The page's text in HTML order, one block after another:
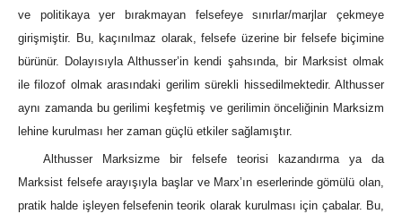
ve politikaya yer bırakmayan felsefeye sınırlar/marjlar çekmeye
girişmiştir. Bu, kaçınılmaz olarak, felsefe üzerine bir felsefe biçimine
bürünür. Dolayısıyla Althusser’in kendi şahsında, bir Marksist olmak
ile filozof olmak arasındaki gerilim sürekli hissedilmektedir. Althusser
aynı zamanda bu gerilimi keşfetmiş ve gerilimin önceliğinin Marksizm
lehine kurulması her zaman güçlü etkiler sağlamıştır.
Althusser Marksizme bir felsefe teorisi kazandırma ya da
Marksist felsefe arayışıyla başlar ve Marx’ın eserlerinde gömülü olan,
pratik halde işleyen felsefenin teorik olarak kurulması için çabalar. Bu,